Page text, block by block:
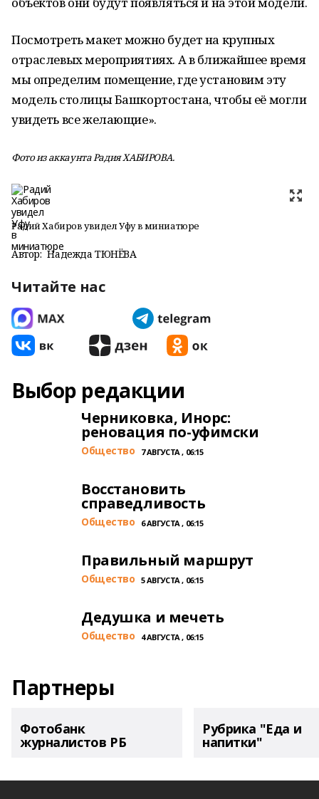
Посмотреть макет можно будет на крупных
отраслевых мероприятиях. А в ближайшее время
мы определим помещение, где установим эту
модель столицы Башкортостана, чтобы её могли
увидеть все желающие».
Фото из аккаунта Радия ХАБИРОВА.
Радий Хабиров увидел Уфу в миниатюре
Автор: Надежда ТЮНЁВА
Читайте нас
Выбор редакции
Черниковка, Инорс:
реновация по-уфимски
Общество 7 АВГУСТА , 06:15
Восстановить
справедливость
Общество 6 АВГУСТА , 06:15
Правильный маршрут
Общество 5 АВГУСТА , 06:15
Дедушка и мечеть
Общество 4 АВГУСТА , 06:15
Партнеры
Фотобанк
журналистов РБ
Рубрика "Еда и
напитки"